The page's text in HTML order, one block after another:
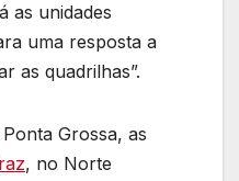
as unidades
uma resposta a
as quadrilhas”.
Grossa, as
, no Norte